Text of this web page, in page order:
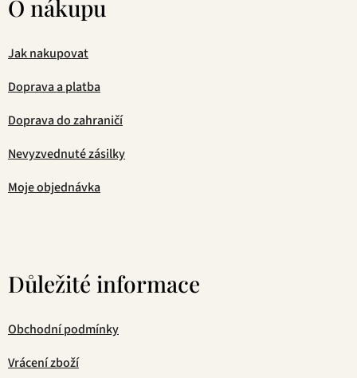
O nákupu
Jak nakupovat
Doprava a platba
Doprava do zahraničí
Nevyzvednuté zásilky
Moje objednávka
Důležité informace
Obchodní podmínky
Vrácení zboží